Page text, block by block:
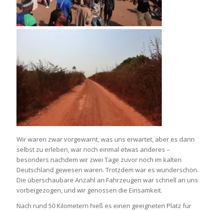
Wir waren zwar vorgewarnt, was uns erwartet, aber es dann
selbst zu erleben, war noch einmal etwas anderes –
besonders nachdem wir zwei Tage zuvor noch im kalten
Deutschland gewesen waren. Trotzdem war es wunderschön.
Die überschaubare Anzahl an Fahrzeugen war schnell an uns
vorbeigezogen, und wir genossen die Einsamkeit.
Nach rund 50 Kilometern hieß es einen geeigneten Platz für